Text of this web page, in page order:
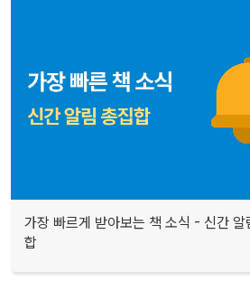
가장 빠르게 받아보는 책 소식 - 신간 알
합